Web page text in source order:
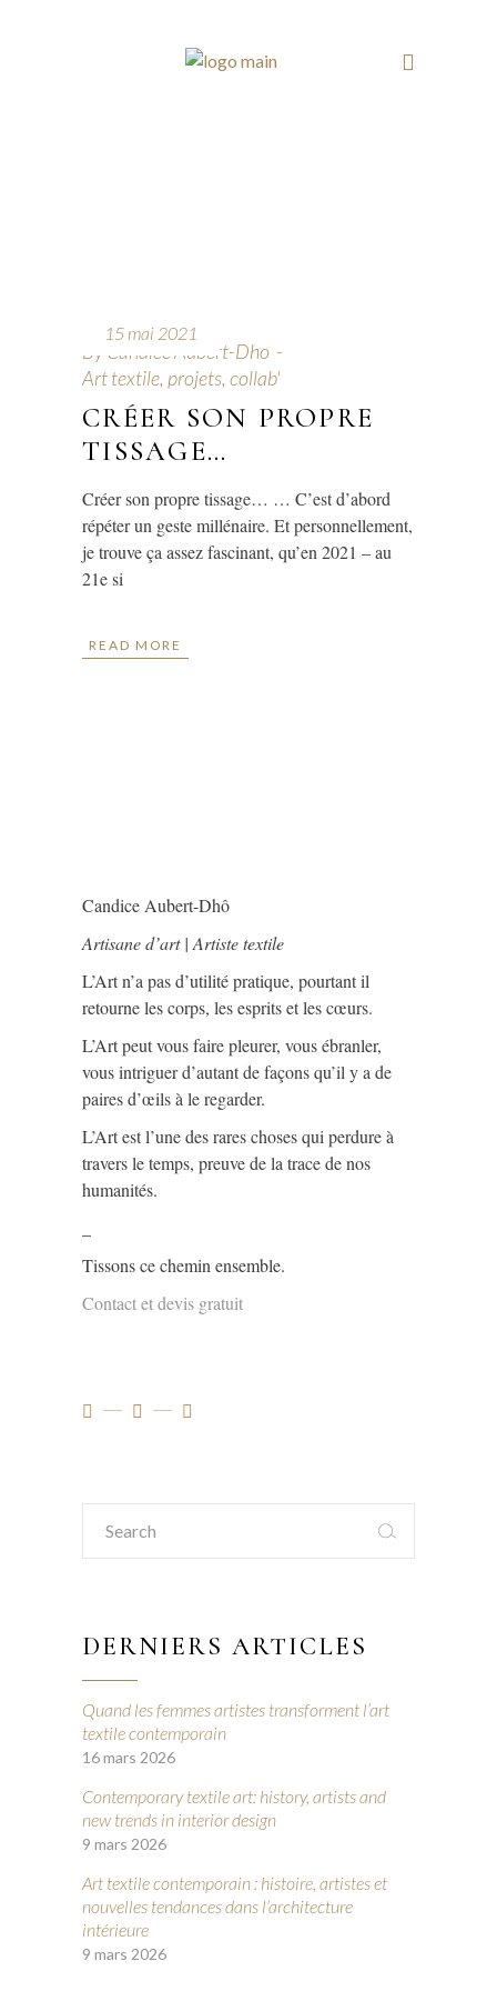
15 mai 2021
By Candice Aubert-Dho
Art textile, projets, collab'
CRÉER SON PROPRE
TISSAGE…
Créer son propre tissage… … C’est d’abord
répéter un geste millénaire. Et personnellement,
je trouve ça assez fascinant, qu’en 2021 – au
21e si
READ MORE
Candice Aubert-Dhô
Artisane d’art | Artiste textile
L’Art n’a pas d’utilité pratique, pourtant il
retourne les corps, les esprits et les cœurs.
L’Art peut vous faire pleurer, vous ébranler,
vous intriguer d’autant de façons qu’il y a de
paires d’œils à le regarder.
L’Art est l’une des rares choses qui perdure à
travers le temps, preuve de la trace de nos
humanités.
Tissons ce chemin ensemble.
Contact et devis gratuit
Search
for:
DERNIERS ARTICLES
Quand les femmes artistes transforment l’art
textile contemporain
16 mars 2026
Contemporary textile art: history, artists and
new trends in interior design
9 mars 2026
Art textile contemporain : histoire, artistes et
nouvelles tendances dans l’architecture
intérieure
9 mars 2026